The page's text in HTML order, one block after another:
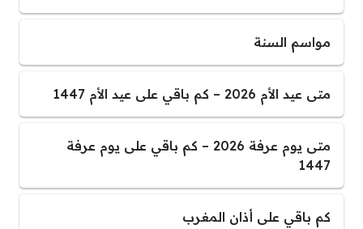
مواسم السنة
متى عيد الأم 2026 – كم باقي على عيد الأم 1447
متى يوم عرفة 2026 – كم باقي على يوم عرفة
1447
كم باقي على أذان المغرب